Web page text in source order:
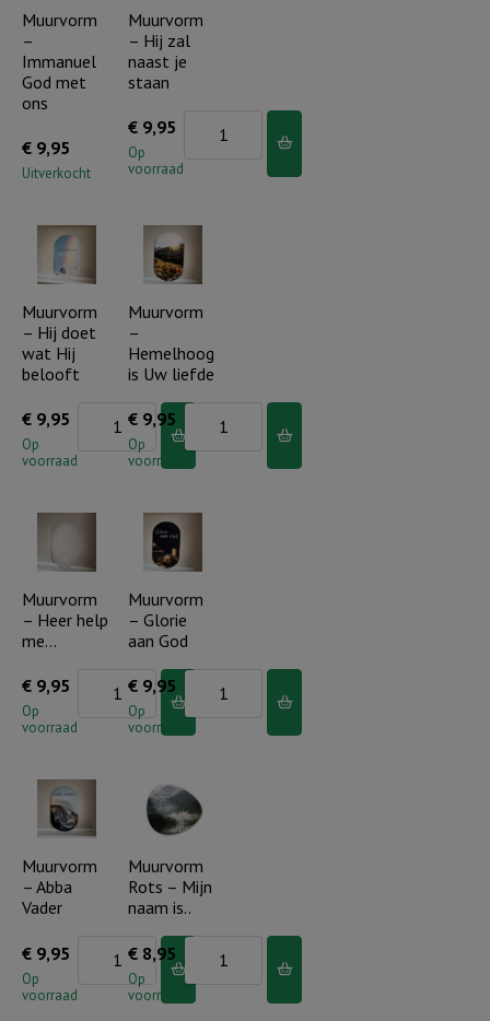
aantal
Muurvorm
–
Immanuel
God met
ons
€ 9,95
Uitverkocht
Muurvorm
– Hij zal
naast je
staan
€ 9,95
Op
voorraad
naast
je
Muurvorm
– Hij doet
wat Hij
belooft
€ 9,95
Op
voorraad
Muurvorm
Hij
belooft
aantal
Muurvorm
–
Hemelhoog
is Uw liefde
€ 9,95
Op
voorraad
-
Hemelhoog
liefde
aantal
Muurvorm
– Heer help
me…
€ 9,95
Op
voorraad
Muurvorm
aantal
Muurvorm
– Glorie
aan God
€ 9,95
Op
voorraad
Muurvorm
-
Glorie
God
aantal
Muurvorm
– Abba
Vader
€ 9,95
Op
voorraad
Muurvorm
Muurvorm
Rots – Mijn
naam is..
€ 8,95
Op
voorraad
Muurvorm
Rots
-